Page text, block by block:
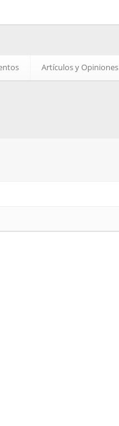
Artículos y Opiniones